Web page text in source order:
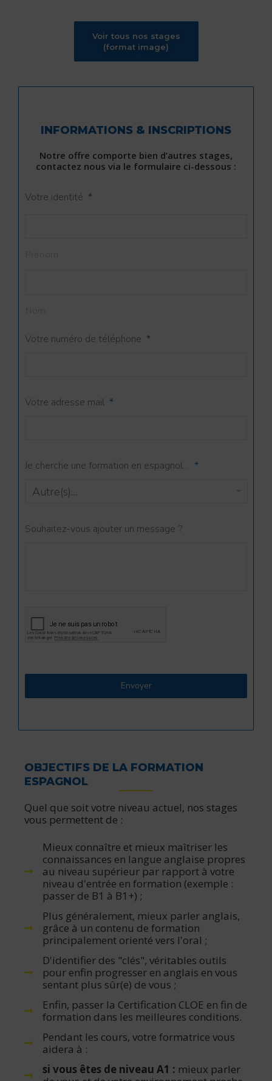
Voir tous nos stages
(format image)
INFORMATIONS & INSCRIPTIONS
Notre offre comporte bien d’autres stages,
contactez nous via le formulaire ci-dessous :
Votre identité *
Votre numéro de téléphone *
Votre adresse mail *
Je cherche une formation en espagnol… *
Souhaitez-vous ajouter un message ?
OBJECTIFS DE LA FORMATION
ESPAGNOL
Quel que soit votre niveau actuel, nos stages
vous permettent de :
Mieux connaître et mieux maîtriser les
connaissances en langue anglaise propres
au niveau supérieur par rapport à votre
niveau d'entrée en formation (exemple :
passer de B1 à B1+) ;
Plus généralement, mieux parler anglais,
grâce à un contenu de formation
principalement orienté vers l'oral ;
D'identifier des "clés", véritables outils
pour enfin progresser en anglais en vous
sentant plus sûr(e) de vous ;
Enfin, passer la Certification CLOE en fin de
formation dans les meilleures conditions.
Pendant les cours, votre formatrice vous
aidera à :​
si vous êtes de niveau A1 : mieux parler